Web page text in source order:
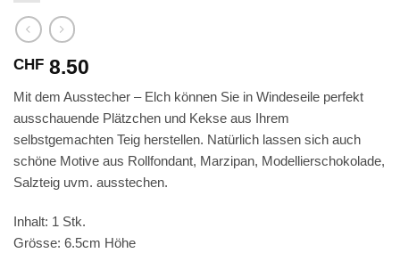
CHF 8.50
Mit dem Ausstecher – Elch können Sie in Windeseile perfekt
ausschauende Plätzchen und Kekse aus Ihrem
selbstgemachten Teig herstellen. Natürlich lassen sich auch
schöne Motive aus Rollfondant, Marzipan, Modellierschokolade,
Salzteig uvm. ausstechen.
Inhalt: 1 Stk.
Grösse: 6.5cm Höhe